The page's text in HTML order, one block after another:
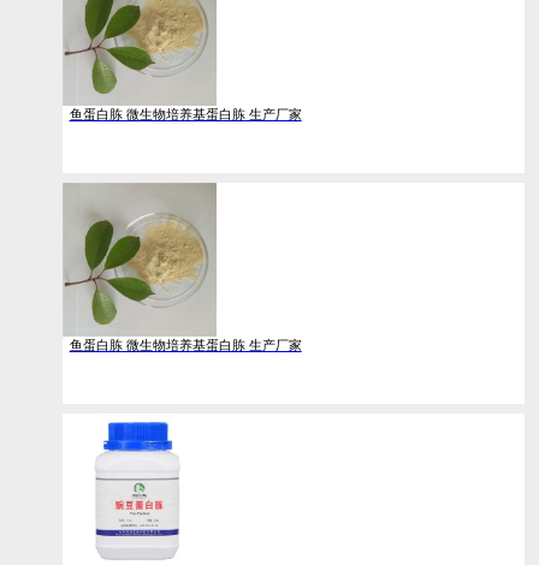
鱼蛋白胨 微生物培养基蛋白胨 生产厂家
鱼蛋白胨 微生物培养基蛋白胨 生产厂家